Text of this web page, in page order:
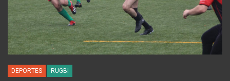
DEPORTES RUGBI